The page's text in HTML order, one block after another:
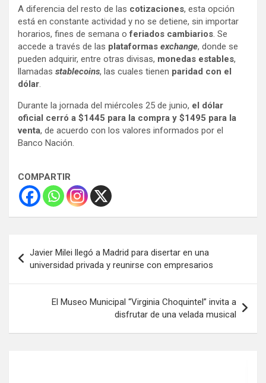
A diferencia del resto de las cotizaciones, esta opción
está en constante actividad y no se detiene, sin importar
horarios, fines de semana oferiados cambiarios. Se
accede a través de las plataformas exchange, donde se
pueden adquirir, entre otras divisas, monedas estables,
llamadas stablecoins, las cuales tienen paridad con el
dólar.
Durante la jornada del miércoles 25 de junio, el dólar
oficial cerró a $1445 para la compra y $1495 para la
venta, de acuerdo con los valores informados por el
Banco Nación.
COMPARTIR
de
entradas
Javier Milei llegó a Madrid para disertar en una
universidad privada y reunirse con empresarios
El Museo Municipal “Virginia Choquintel” invita a
disfrutar de una velada musical